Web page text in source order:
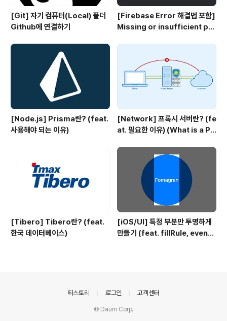
[Git] 자기 컴퓨터(Local) 폴더
Github에 연결하기
[Firebase Error 해결법 포함]
Missing or insufficient per
[Node.js] Prisma란? (feat.
사용해야 되는 이유)
[Network] 프록시 서버란? (fe
at. 필요한 이유) (What is a Pr
[Tibero] Tibero란? (feat.
한국 데이터베이스)
[iOS/UI] 특정 부분만 투명하게
만들기 (feat. fillRule, evenO
티스토리 로그인 고객센터
© Daum Corp.